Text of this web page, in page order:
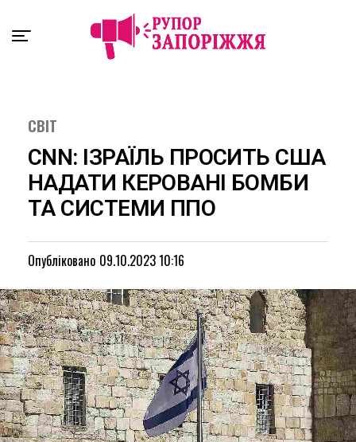
СВІТ
CNN: ІЗРАЇЛЬ ПРОСИТЬ США
НАДАТИ КЕРОВАНІ БОМБИ
ТА СИСТЕМИ ППО
Опубліковано 09.10.2023 10:16
Exit mobile version